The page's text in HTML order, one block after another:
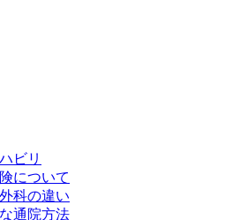
ビリ
について
科の違い
通院方法